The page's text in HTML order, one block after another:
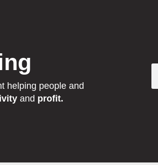
helping people and
and profit.